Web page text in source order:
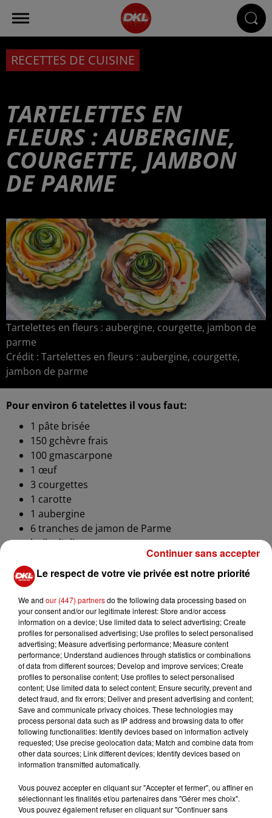
RECETTES DE CUISINE
TARTELETTES EN
FLEURS : AUBERGINE,
COURGETTE, JAMBON
DE PARME
Tartelettes en fleurs : aubergine, courgette, jambon de
parme
Crédit : Tartelettes en fleurs : aubergine, courgette,
jambon de parme
Pour environ 6 tatelettes il vous faut:
1 pâte brisée
150 gchèvre frais
100 gmascarpone
1 œuf
3 courgettes
1 carotte
1 aubergine
6 tranches de jamon de Parme
huiled'olive
PRÉPARATION
1) Préchauffez le four à 180°C.
2) Découpez et foncez la pâte dans 6 moules à
tartelettes ronds. Recouvrez-les de papier cuisson, puis
de haricots blancs par exemple pour la cuire àblanc 10
min et éviter que la pâte ne gonfle.
3) Pelez la carotte et coupez-la à la mandoline ou à
l’économe en fines lamelles. Lavez les courgettes et
l’aubergine et coupez-les de la même manière. Selon la
taille, recoupez-les de façon qu’elles aient la même
largeur.
4) Dans un saladier, assouplissez le fromage à tartiner
tartes précuites. Poivrez.
Le respect de votre vie privée est notre priorité
We and our (447) partnersdo the following data processing based on
your consent and/or our legitimate interest: Store and/or access
information on a device; Use limited data to select advertising; Create
profiles for personalised advertising; Use profiles to select personalised
advertising; Measure advertising performance; Measure content
performance; Understand audiences through statistics or combinations
of data from different sources; Develop and improve services; Create
profiles to personalise content; Use profiles to select personalised
content; Use limited data to select content; Ensure security, prevent and
detect fraud, and fix errors; Deliver and present advertising and content;
Save and communicate privacy choices. These technologies may
process personal data such as IP address and browsing data to offer
following functionalities: Identify devices based on information actively
requested; Use precise geolocation data; Match and combine data from
other data sources; Link different devices; Identify devices based on
information transmitted automatically.
Vous pouvez accepter en cliquant sur "Accepter et fermer", ou affiner en
sélectionnant les finalités et/ou partenaires dans "Gérer mes choix".
Vous pouvez également refuser en cliquant sur "Continuer sans
Continuer sans accepter